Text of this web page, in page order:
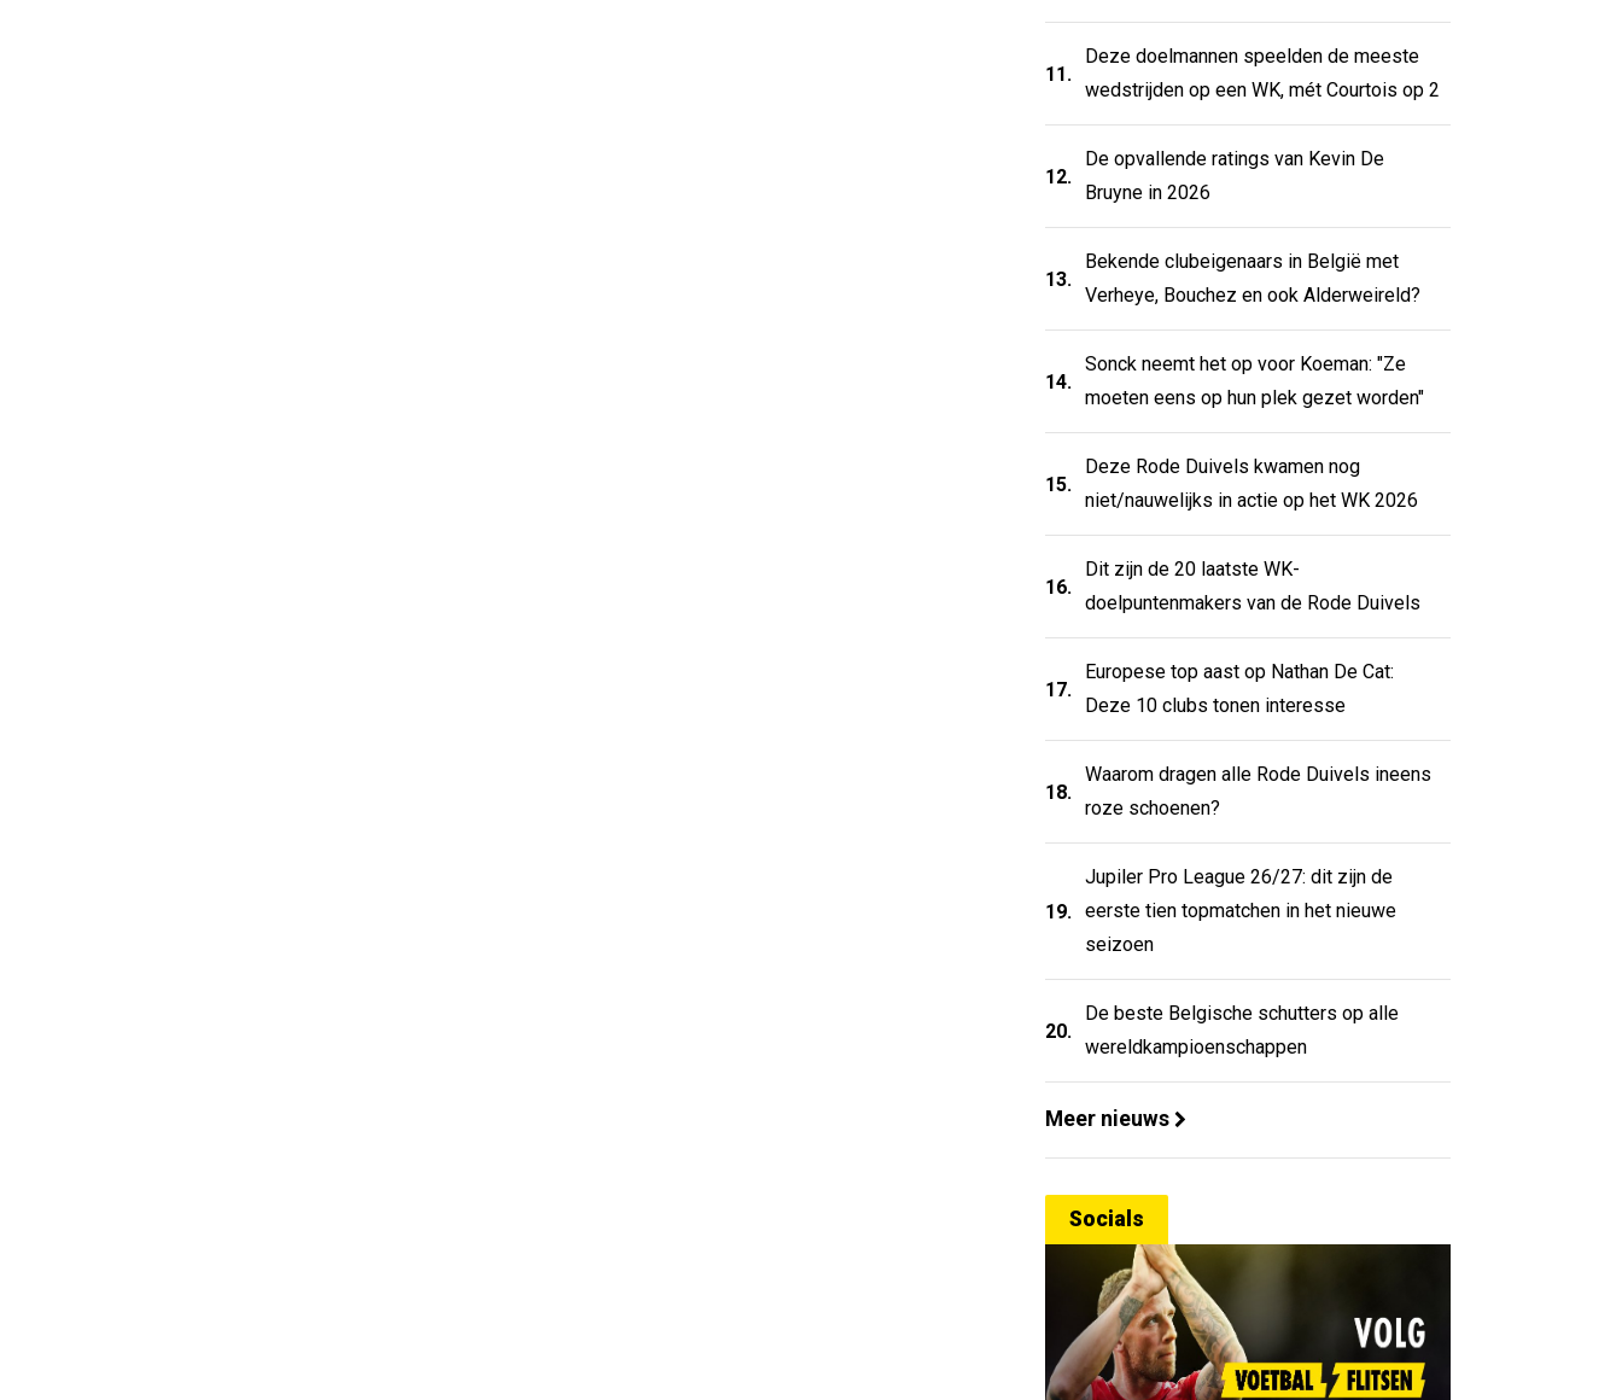
11.
Deze doelmannen speelden de meeste
wedstrijden op een WK, mét Courtois op 2
12.
De opvallende ratings van Kevin De
Bruyne in 2026
13.
Bekende clubeigenaars in België met
Verheye, Bouchez en ook Alderweireld?
14.
Sonck neemt het op voor Koeman: "Ze
moeten eens op hun plek gezet worden"
15.
Deze Rode Duivels kwamen nog
niet/nauwelijks in actie op het WK 2026
16.
Dit zijn de 20 laatste WK-
doelpuntenmakers van de Rode Duivels
17.
Europese top aast op Nathan De Cat:
Deze 10 clubs tonen interesse
18.
Waarom dragen alle Rode Duivels ineens
roze schoenen?
19.
Jupiler Pro League 26/27: dit zijn de
eerste tien topmatchen in het nieuwe
seizoen
20.
De beste Belgische schutters op alle
wereldkampioenschappen
Meer nieuws
Socials